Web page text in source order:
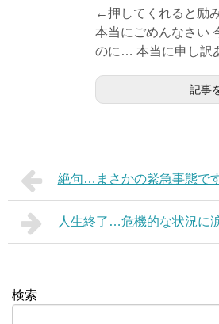
←押してくれると励
本当にごめんなさい
のに… 本当に申し訳
記事
絶句…まさかの緊急事態で
人生終了…危機的な状況に
検索